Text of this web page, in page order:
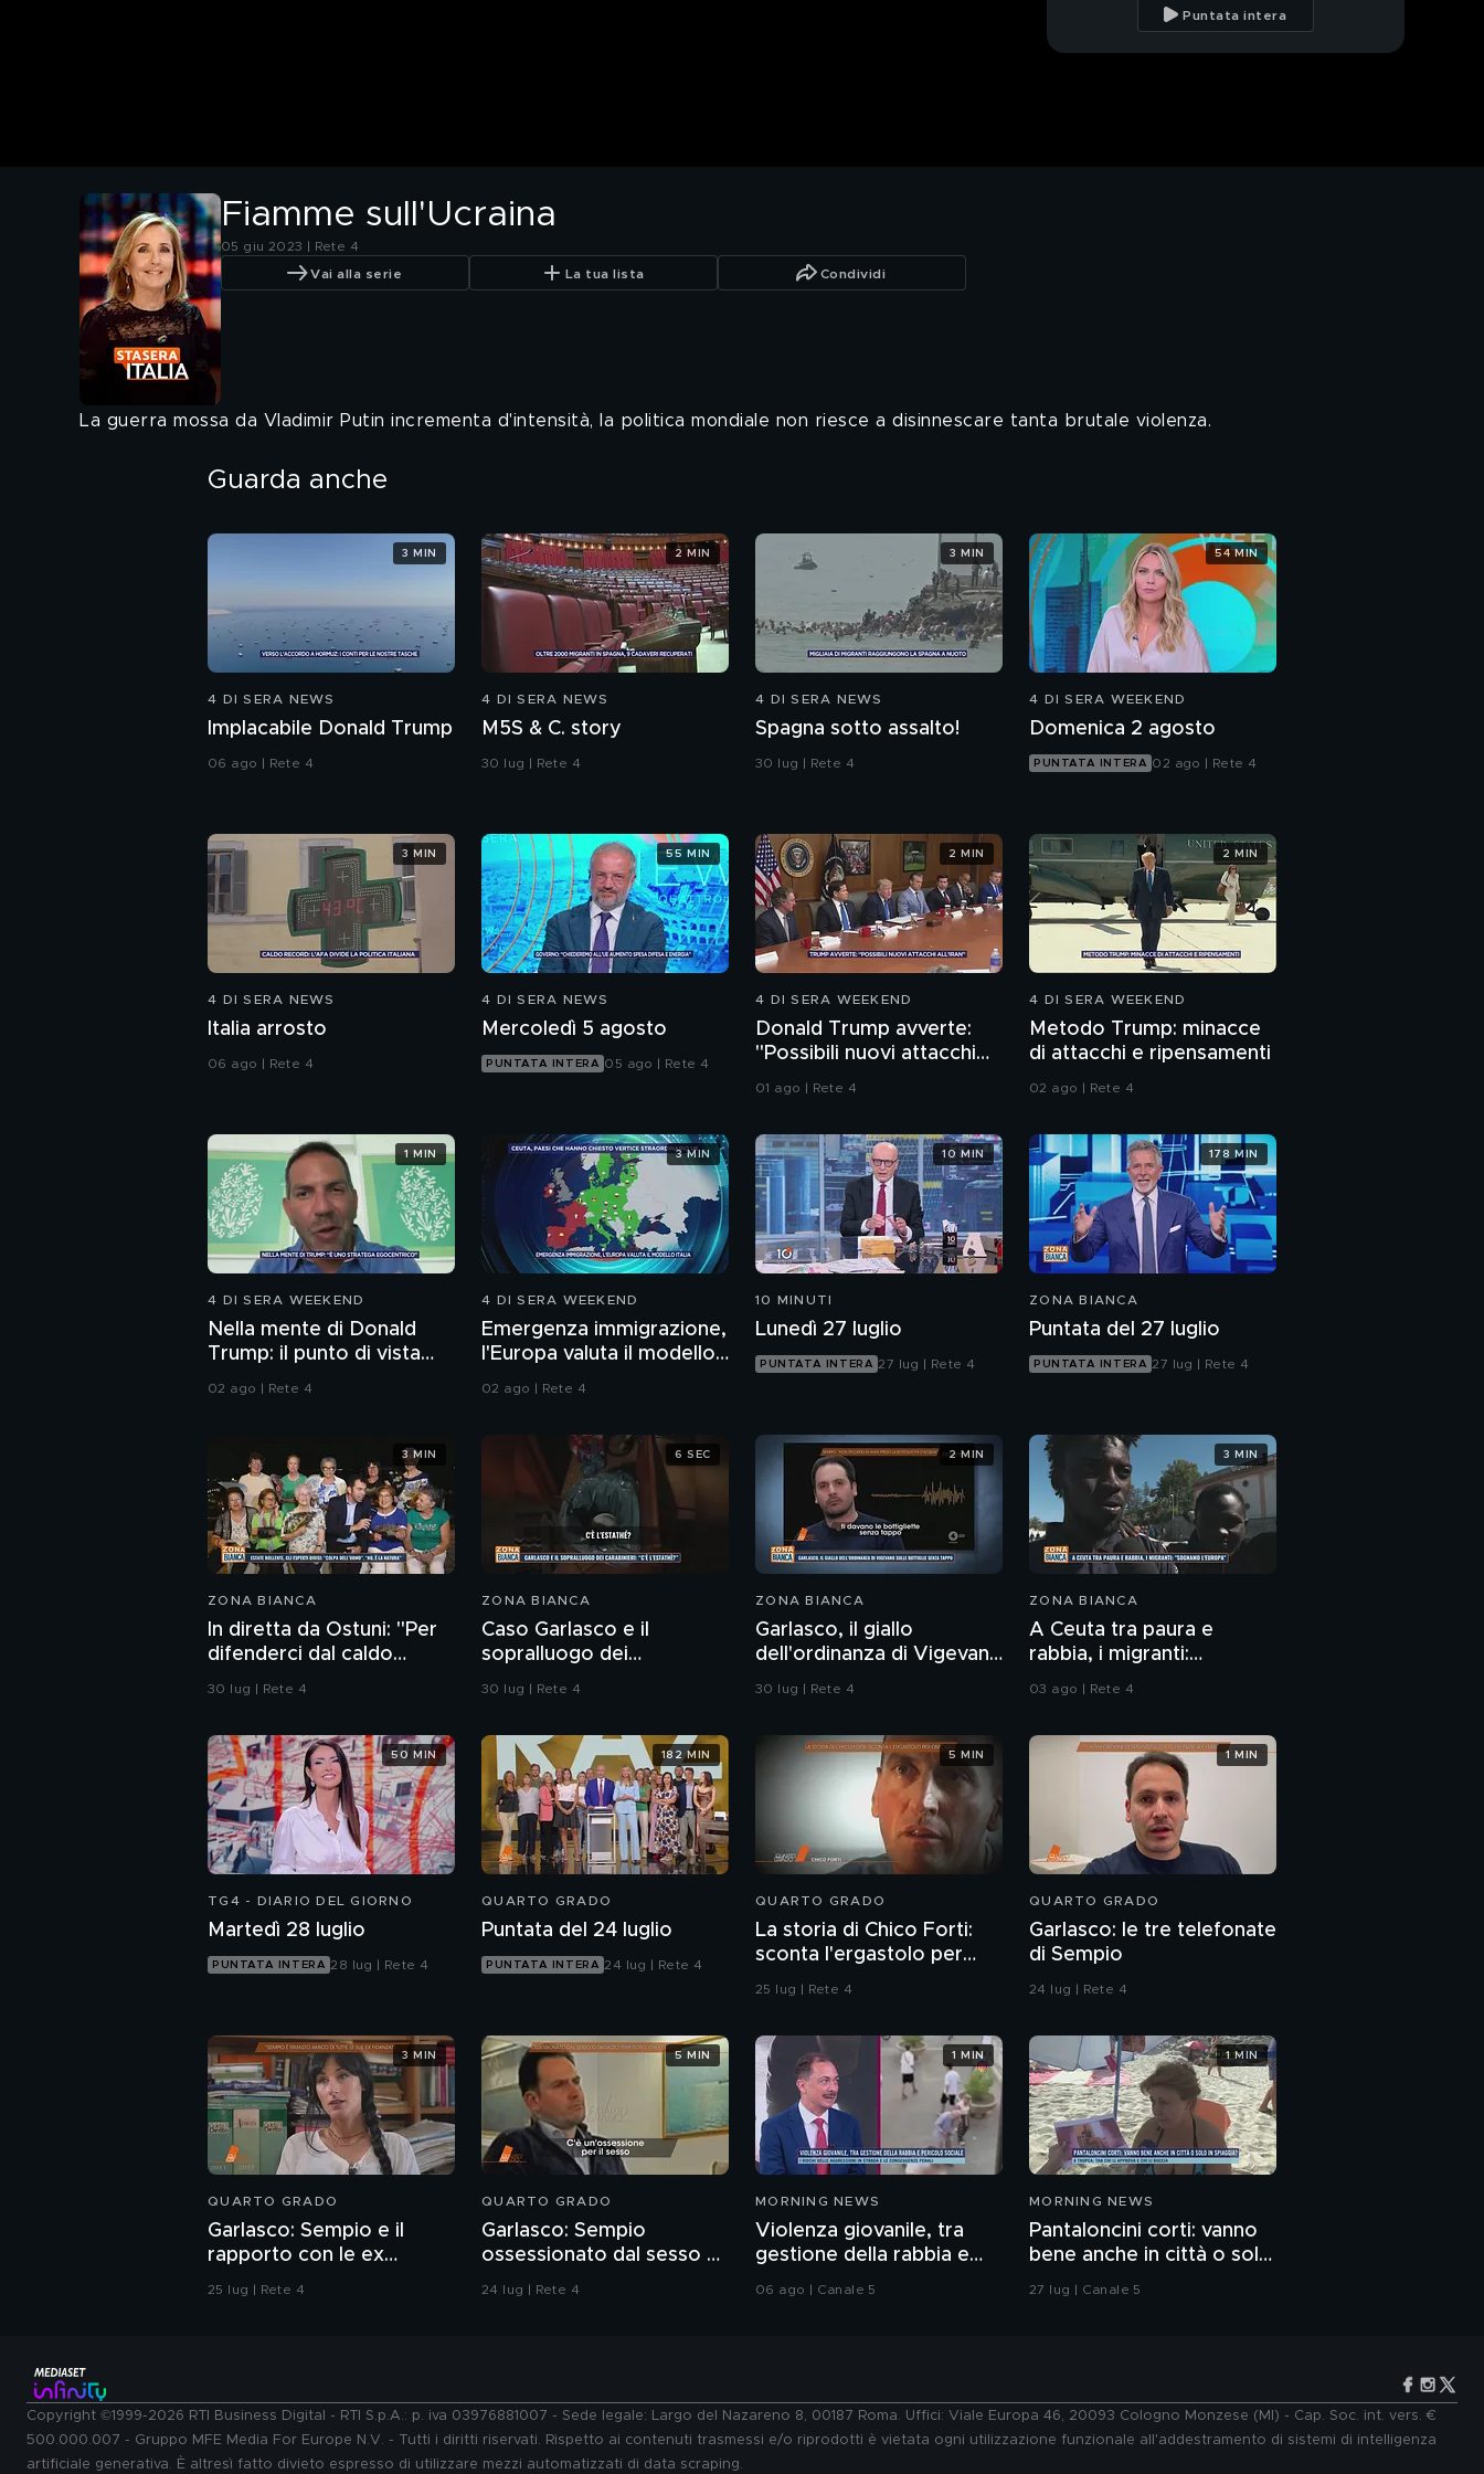
Puntata intera
Fiamme sull'Ucraina
05 giu 2023 | Rete 4
Vai alla serie La tua lista Condividi
La guerra mossa da Vladimir Putin incrementa d'intensità, la politica mondiale non riesce a disinnescare tanta brutale violenza.
Guarda anche
4 DI SERA NEWS
Implacabile Donald Trump
06 ago | Rete 4
3 MIN
4 DI SERA NEWS
M5S & C. story
30 lug | Rete 4
2 MIN
4 DI SERA NEWS
Spagna sotto assalto!
30 lug | Rete 4
3 MIN
4 DI SERA WEEKEND
Domenica 2 agosto
PUNTATA INTERA 02 ago | Rete 4
54 MIN
4 DI SERA NEWS
Italia arrosto
06 ago | Rete 4
3 MIN
4 DI SERA NEWS
Mercoledì 5 agosto
PUNTATA INTERA 05 ago | Rete 4
55 MIN
4 DI SERA WEEKEND
Donald Trump avverte:
"Possibili nuovi attacchi
all'Iran"
01 ago | Rete 4
2 MIN
4 DI SERA WEEKEND
Metodo Trump: minacce
di attacchi e ripensamenti
02 ago | Rete 4
2 MIN
4 DI SERA WEEKEND
Nella mente di Donald
Trump: il punto di vista
dello psichiatra Leonardo
02 ago | Rete 4
1 MIN
4 DI SERA WEEKEND
Emergenza immigrazione,
l'Europa valuta il modello
02 ago | Rete 4
3 MIN
10 MINUTI
Lunedì 27 luglio
PUNTATA INTERA 27 lug | Rete 4
10 MIN
ZONA BIANCA
Puntata del 27 luglio
PUNTATA INTERA 27 lug | Rete 4
178 MIN
ZONA BIANCA
In diretta da Ostuni: "Per
difenderci dal caldo
abbiamo solo i ventagli"
30 lug | Rete 4
3 MIN
ZONA BIANCA
Caso Garlasco e il
sopralluogo dei
Carabinieri
30 lug | Rete 4
6 SEC
ZONA BIANCA
Garlasco, il giallo
dell'ordinanza di Vigevano
sulle bottiglie senza
30 lug | Rete 4
2 MIN
ZONA BIANCA
A Ceuta tra paura e
rabbia, i migranti:
"Sognamo l'Europa"
03 ago | Rete 4
3 MIN
TG4 - DIARIO DEL GIORNO
Martedì 28 luglio
PUNTATA INTERA 28 lug | Rete 4
50 MIN
QUARTO GRADO
Puntata del 24 luglio
PUNTATA INTERA 24 lug | Rete 4
182 MIN
QUARTO GRADO
La storia di Chico Forti:
sconta l'ergastolo per
omicidio
25 lug | Rete 4
5 MIN
QUARTO GRADO
Garlasco: le tre telefonate
di Sempio
24 lug | Rete 4
1 MIN
QUARTO GRADO
Garlasco: Sempio e il
rapporto con le ex
fidanzate
25 lug | Rete 4
3 MIN
QUARTO GRADO
Garlasco: Sempio
ossessionato dal sesso o
ragazzo rispettoso?
24 lug | Rete 4
5 MIN
MORNING NEWS
Violenza giovanile, tra
gestione della rabbia e
pericolo sociale: parla il
06 ago | Canale 5
1 MIN
MORNING NEWS
Pantaloncini corti: vanno
bene anche in città o solo
in spiaggia?
27 lug | Canale 5
1 MIN
Copyright ©1999-2026 RTI Business Digital - RTI S.p.A.: p. iva 03976881007 - Sede legale: Largo del Nazareno 8, 00187 Roma. Uffici: Viale Europa 46, 20093 Cologno Monzese (MI) - Cap. Soc. int. vers. €
500.000.007 - Gruppo MFE Media For Europe N.V. - Tutti i diritti riservati. Rispetto ai contenuti trasmessi e/o riprodotti è vietata ogni utilizzazione funzionale all'addestramento di sistemi di intelligenza
artificiale generativa. È altresì fatto divieto espresso di utilizzare mezzi automatizzati di data scraping.